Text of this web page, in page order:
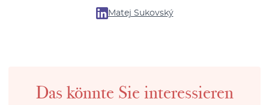
Matej Sukovský
Das könnte Sie interessieren